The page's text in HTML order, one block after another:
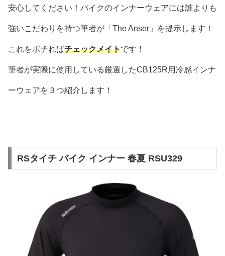
安心してください！バイクのインナーウェアには誰よりも
強いこだわりを持つ筆者が「The Anser」を提示します！
これをポチればチェックメイトです！
筆者が実際に使用している厳選したCB125R用冷感インナ
ーウェアを３つ紹介します！
RSタイチ バイク インナー 春夏 RSU329